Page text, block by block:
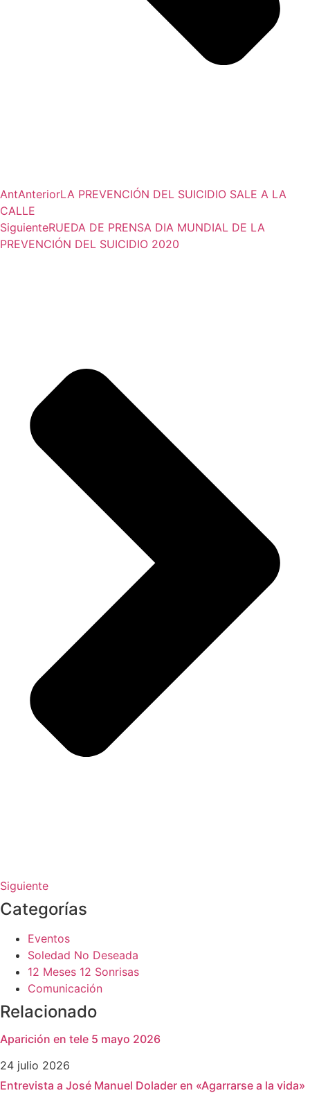
AntAnteriorLA PREVENCIÓN DEL SUICIDIO SALE A LA
CALLE
SiguienteRUEDA DE PRENSA DIA MUNDIAL DE LA
PREVENCIÓN DEL SUICIDIO 2020
Siguiente
Categorías
Eventos
Soledad No Deseada
12 Meses 12 Sonrisas
Comunicación
Relacionado
Aparición en tele 5 mayo 2026
24 julio 2026
Entrevista a José Manuel Dolader en «Agarrarse a la vida»